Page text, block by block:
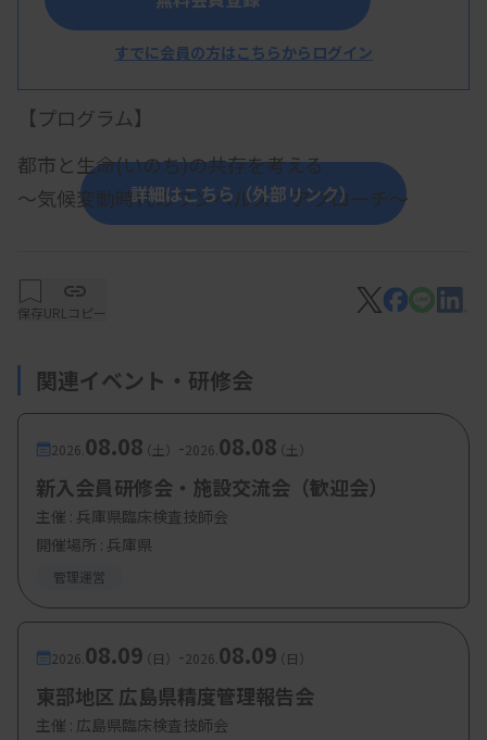
【プログラム】
都市と生命(いのち)の共存を考える
～気候変動時代のワンヘルス・アプローチ～
グローバル・レジリエンスに向けたワ
ンヘルス体制の強化
会長）
・ワンヘルス実践発表会
・基調講演1：環境の持続可能性、気候変動、そし
て実践における医療
ウィリアム・サンダー博士（イリノイ大学
ワンヘルス・イリノイセンター／獣医臨床医学科
（予防医学・公衆衛生学）准教授）
・基調講演2：ラオス人民民主共和国における都市
レジリエンスのための
生態系に基づく解決策：都市計画へ
詳細はこちら（外部リンク）
すでに会員の方はこちらからログイン
保存URLコピー
関連イベント・研修会
2026. 08.08（土） -2026. 08.08（土）
新入会員研修会・施設交流会（歓迎会）
主催 : 兵庫県臨床検査技師会
開催場所 : 兵庫県
管理運営
2026. 08.09（日） -2026. 08.09（日）
東部地区 広島県精度管理報告会
主催 : 広島県臨床検査技師会